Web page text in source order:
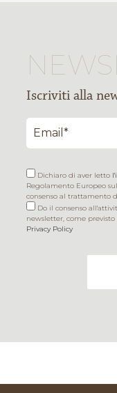
Iscriviti alla
Dichiaro di aver letto
Regolamento Europeo
consenso al trattamento
Do il consenso
newsletter, come previsto
Privacy Policy